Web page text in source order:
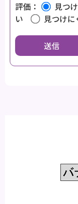
評価：
見つ
い
見つけに